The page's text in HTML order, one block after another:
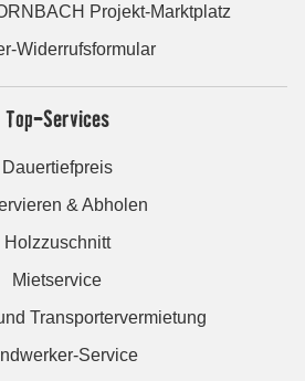
Projekt-Marktplatz
Widerrufsformular
Top-Services
Dauertiefpreis
& Abholen
Holzzuschnitt
Mietservice
Transportervermietung
Service